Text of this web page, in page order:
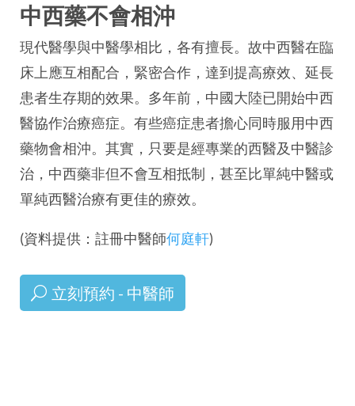
中西藥不會相沖
現代醫學與中醫學相比，各有擅長。故中西醫在臨
床上應互相配合，緊密合作，達到提高療效、延長
患者生存期的效果。多年前，中國大陸已開始中西
醫協作治療癌症。有些癌症患者擔心同時服用中西
藥物會相沖。其實，只要是經專業的西醫及中醫診
治，中西藥非但不會互相抵制，甚至比單純中醫或
單純西醫治療有更佳的療效。
(資料提供：註冊中醫師何庭軒)
立刻預約 - 中醫師